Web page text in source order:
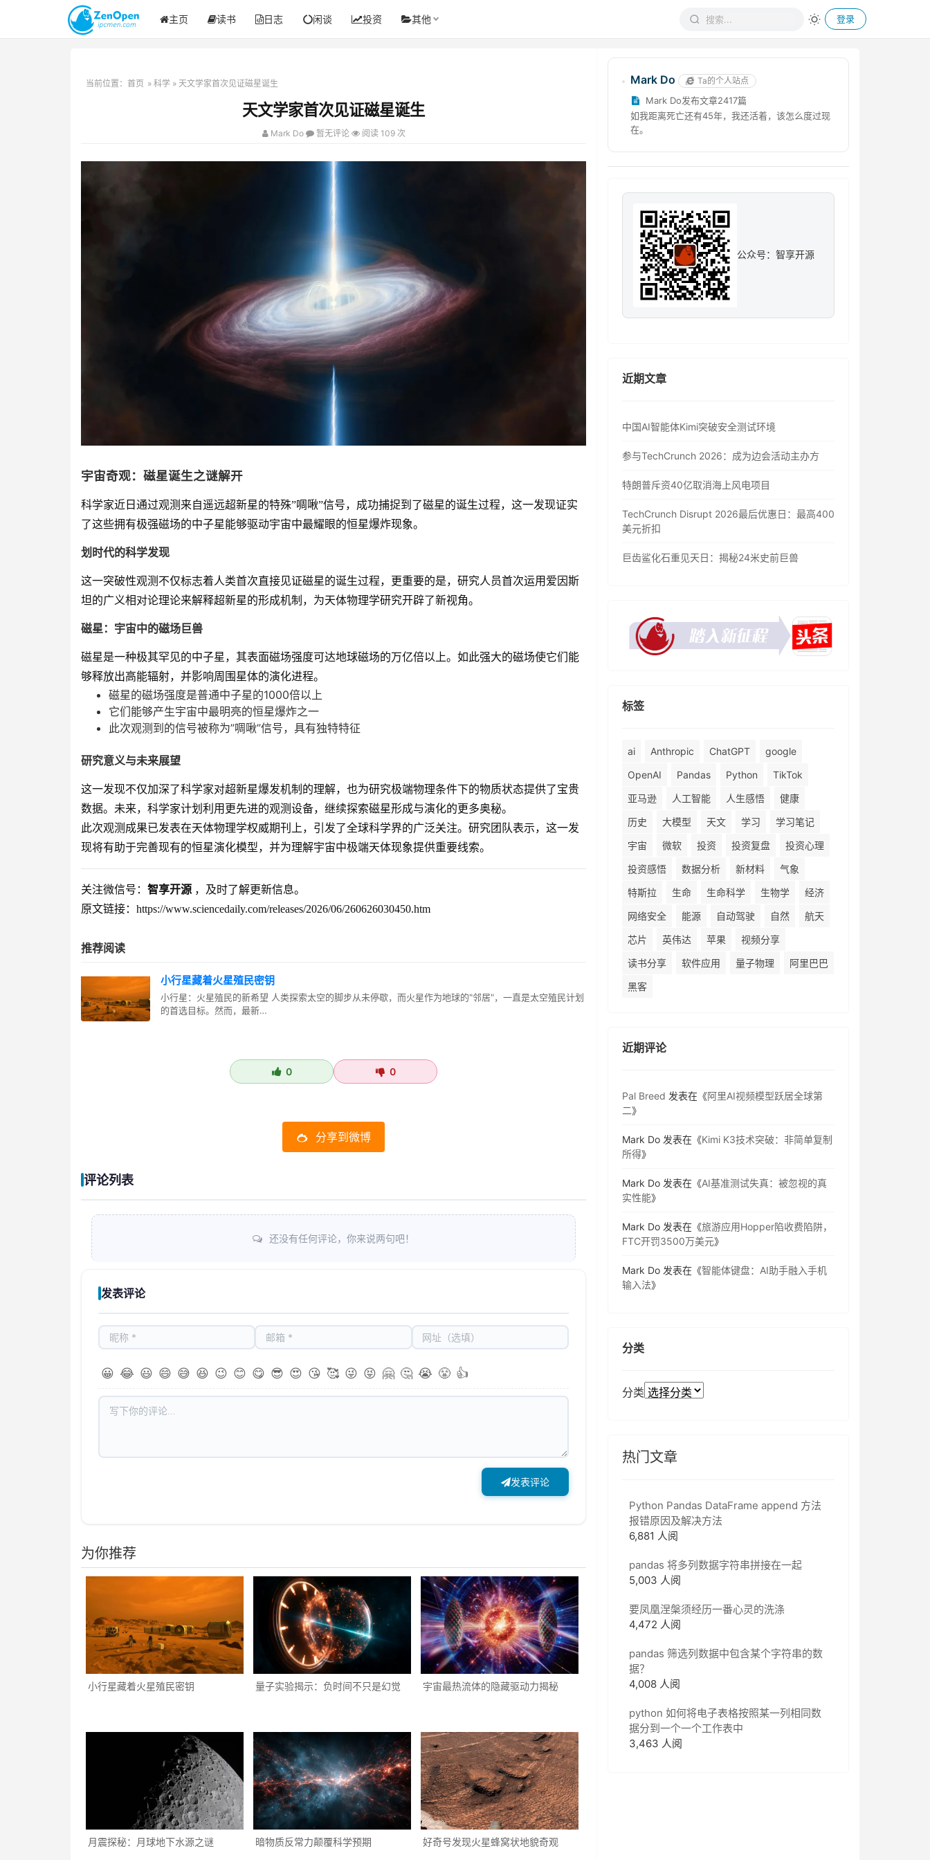
主页 读书 日志 闲谈 投资 其他 登录
当前位置： 首页 » 科学 » 天文学家首次见证磁星诞生
天文学家首次见证磁星诞生
Mark Do 暂无评论 阅读 109 次
宇宙奇观：磁星诞生之谜解开
科学家近日通过观测来自遥远超新星的特殊”啁啾”信号，成功捕捉到了磁星的诞生过程，这一发现证实
了这些拥有极强磁场的中子星能够驱动宇宙中最耀眼的恒星爆炸现象。
划时代的科学发现
这一突破性观测不仅标志着人类首次直接见证磁星的诞生过程，更重要的是，研究人员首次运用爱因斯
坦的广义相对论理论来解释超新星的形成机制，为天体物理学研究开辟了新视角。
磁星：宇宙中的磁场巨兽
磁星是一种极其罕见的中子星，其表面磁场强度可达地球磁场的万亿倍以上。如此强大的磁场使它们能
够释放出高能辐射，并影响周围星体的演化进程。
磁星的磁场强度是普通中子星的1000倍以上
它们能够产生宇宙中最明亮的恒星爆炸之一
此次观测到的信号被称为”啁啾”信号，具有独特特征
研究意义与未来展望
这一发现不仅加深了科学家对超新星爆发机制的理解，也为研究极端物理条件下的物质状态提供了宝贵
数据。未来，科学家计划利用更先进的观测设备，继续探索磁星形成与演化的更多奥秘。
此次观测成果已发表在天体物理学权威期刊上，引发了全球科学界的广泛关注。研究团队表示，这一发
现将有助于完善现有的恒星演化模型，并为理解宇宙中极端天体现象提供重要线索。
关注微信号： 智享开源 ，及时了解更新信息。
原文链接：https://www.sciencedaily.com/releases/2026/06/260626030450.htm
推荐阅读
小行星藏着火星殖民密钥
小行星：火星殖民的新希望 人类探索太空的脚步从未停歇，而火星作为地球的"邻居"，一直是太空殖民计划
的首选目标。然而，最新…
0 0
分享到微博
评论列表
还没有任何评论，你来说两句吧！
发表评论
😀 😂 😃 😄 😅 😆 😉 😊 😋 😎 😍 😘 🥰 😜 😝 🤗 🤔 😭 😤 👍
发表评论
为你推荐
小行星藏着火星殖民密钥 量子实验揭示：负时间不只是幻觉 宇宙最热流体的隐藏驱动力揭秘
月震探秘：月球地下水源之谜 暗物质反常力颠覆科学预期 好奇号发现火星蜂窝状地貌奇观
Mark Do Ta的个人站点
Mark Do发布文章2417篇
如我距离死亡还有45年，我还活着，该怎么度过现
在。
公众号：智享开源
近期文章
中国AI智能体Kimi突破安全测试环境
参与TechCrunch 2026：成为边会活动主办方
特朗普斥资40亿取消海上风电项目
TechCrunch Disrupt 2026最后优惠日：最高400
美元折扣
巨齿鲨化石重见天日：揭秘24米史前巨兽
标签
ai Anthropic ChatGPT
google
OpenAI
Pandas Python
TikTok
亚马逊
人工智能 人生感悟
健康
历史
大模型 天文 学习
学习笔记
宇宙
微软 投资 投资复盘
投资心理
投资感悟
数据分析 新材料
气象
特斯拉
生命 生命科学 生物学
经济
网络安全
能源 自动驾驶 自然
航天
芯片
英伟达 苹果
视频分享
读书分享
软件应用 量子物理
阿里巴巴
黑客
近期评论
Pal Breed 发表在《阿里AI视频模型跃居全球第
二》
Mark Do 发表在《Kimi K3技术突破：非简单复制
所得》
Mark Do 发表在《AI基准测试失真：被忽视的真
实性能》
Mark Do 发表在《旅游应用Hopper陷收费陷阱，
FTC开罚3500万美元》
Mark Do 发表在《智能体键盘：AI助手融入手机
输入法》
分类
分类
热门文章
Python Pandas DataFrame append 方法
报错原因及解决方法
6,881 人阅
pandas 将多列数据字符串拼接在一起
5,003 人阅
要凤凰涅槃须经历一番心灵的洗涤
4,472 人阅
pandas 筛选列数据中包含某个字符串的数
据？
4,008 人阅
python 如何将电子表格按照某一列相同数
据分到一个一个工作表中
3,463 人阅